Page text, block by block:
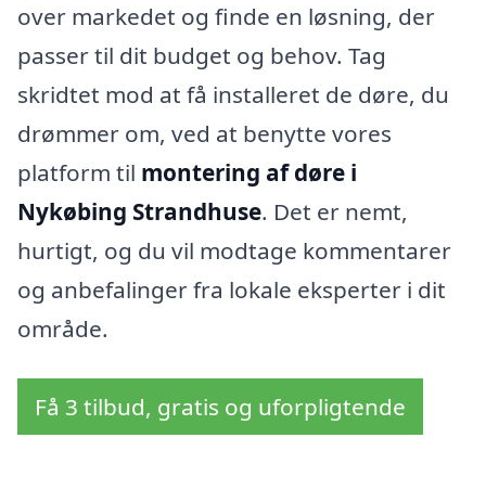
over markedet og finde en løsning, der
passer til dit budget og behov. Tag
skridtet mod at få installeret de døre, du
drømmer om, ved at benytte vores
platform til montering af døre i
Nykøbing Strandhuse. Det er nemt,
hurtigt, og du vil modtage kommentarer
og anbefalinger fra lokale eksperter i dit
område.
Få 3 tilbud, gratis og uforpligtende